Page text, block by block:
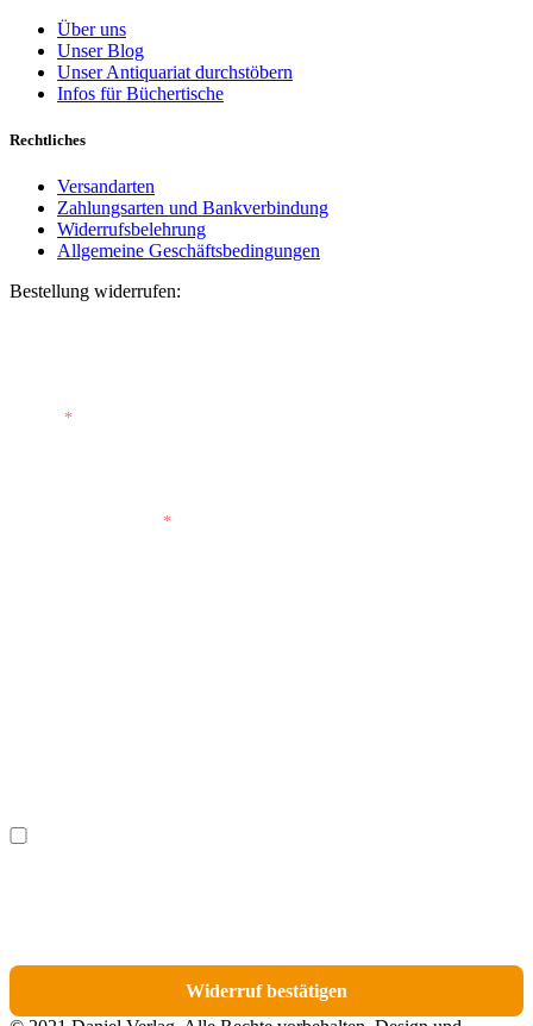
Über uns
Unser Blog
Unser Antiquariat durchstöbern
Infos für Büchertische
Rechtliches
Versandarten
Zahlungsarten und Bankverbindung
Widerrufsbelehrung
Allgemeine Geschäftsbedingungen
Bestellung widerrufen:
*
*
Widerruf bestätigen